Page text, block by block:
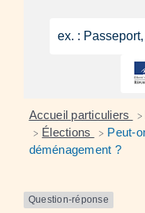
Accueil particuliers >
> Élections > Peut-
déménagement ?
Question-réponse